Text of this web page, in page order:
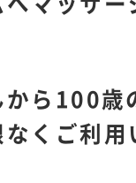
から100歳
くご利用